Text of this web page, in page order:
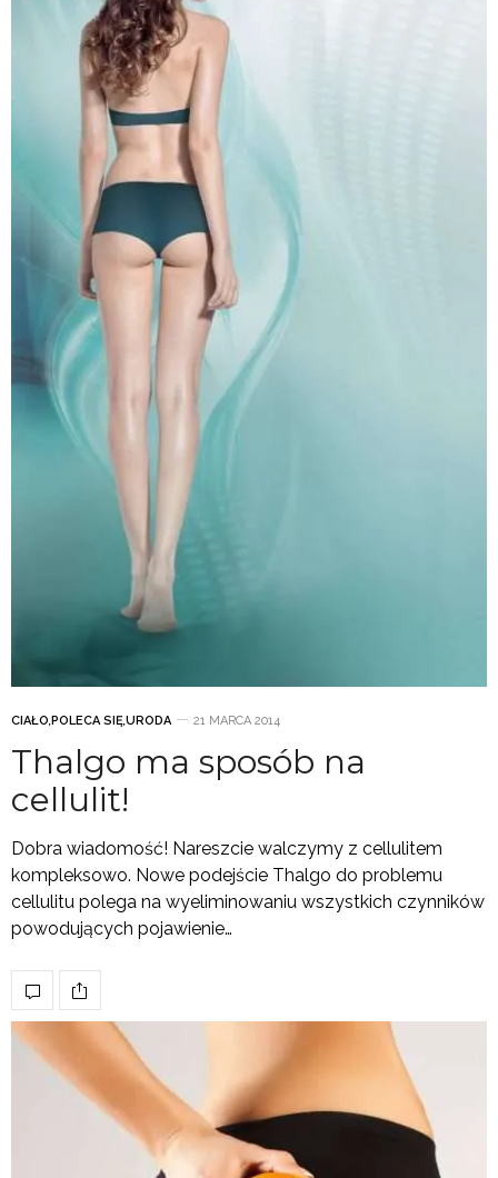
CIAŁO,POLECA SIĘ,URODA 21 MARCA 2014
Thalgo ma sposób na
cellulit!
Dobra wiadomość! Nareszcie walczymy z cellulitem
kompleksowo. Nowe podejście Thalgo do problemu
cellulitu polega na wyeliminowaniu wszystkich czynników
powodujących pojawienie…